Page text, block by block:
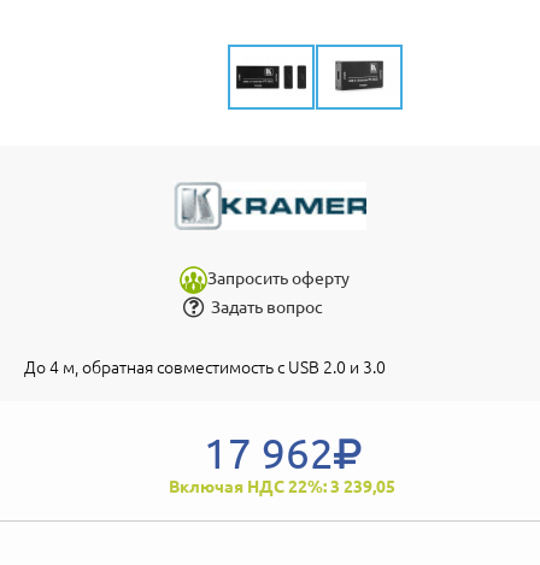
Запросить оферту
Задать вопрос
До 4 м, обратная совместимость с USB 2.0 и 3.0
17 962
Включая НДС 22%: 3 239,05